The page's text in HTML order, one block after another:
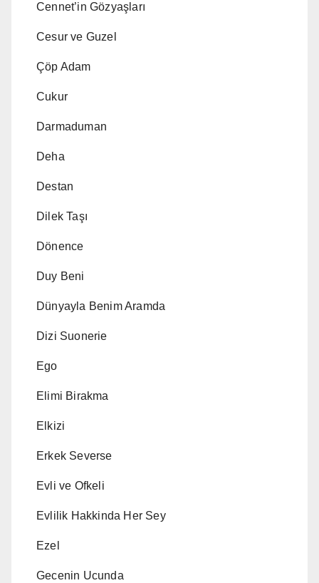
Cennet’in Gözyaşları
Cesur ve Guzel
Çöp Adam
Cukur
Darmaduman
Deha
Destan
Dilek Taşı
Dönence
Duy Beni
Dünyayla Benim Aramda
Dizi Suonerie
Ego
Elimi Birakma
Elkizi
Erkek Severse
Evli ve Ofkeli
Evlilik Hakkinda Her Sey
Ezel
Gecenin Ucunda